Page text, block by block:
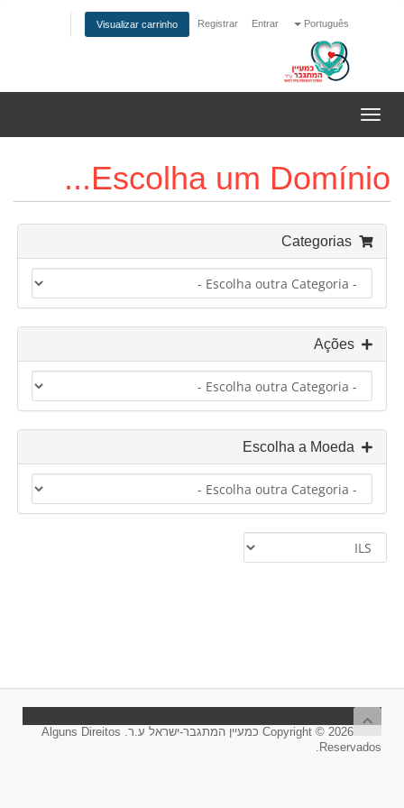
Português
Entrar
Registrar
Visualizar carrinho
Alternar
navegação
Escolha um Domínio...
Copyright © 2026 כמעיין המתגבר-ישראל ע.ר. Alguns Direitos
Reservados.